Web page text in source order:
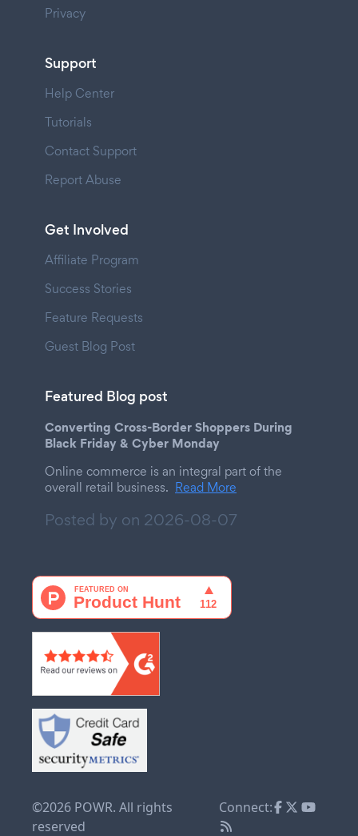
Privacy
Support
Help Center
Tutorials
Contact Support
Report Abuse
Get Involved
Affiliate Program
Success Stories
Feature Requests
Guest Blog Post
Featured Blog post
Converting Cross-Border Shoppers During
Black Friday & Cyber Monday
Online commerce is an integral part of the
overall retail business. Read More
Posted by on 2026-08-07
©2026 POWR. All rights
reserved
Connect: